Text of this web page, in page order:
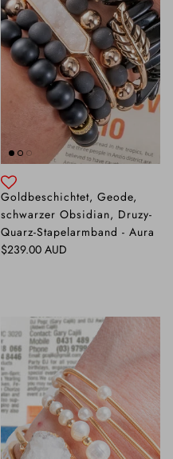
Goldbeschichtet, Geode,
schwarzer Obsidian, Druzy-
Quarz-Stapelarmband - Aura
Normaler Preis
$239.00 AUD